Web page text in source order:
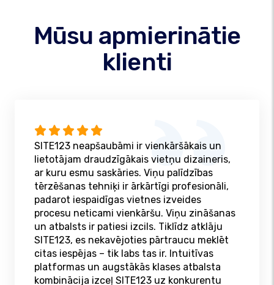
Mūsu apmierinātie
klienti
SITE123 neapšaubāmi ir vienkāršākais un
lietotājam draudzīgākais vietņu dizaineris,
ar kuru esmu saskāries. Viņu palīdzības
tērzēšanas tehniķi ir ārkārtīgi profesionāli,
padarot iespaidīgas vietnes izveides
procesu neticami vienkāršu. Viņu zināšanas
un atbalsts ir patiesi izcils. Tiklīdz atklāju
SITE123, es nekavējoties pārtraucu meklēt
citas iespējas – tik labs tas ir. Intuitīvas
platformas un augstākās klases atbalsta
kombinācija izceļ SITE123 uz konkurentu